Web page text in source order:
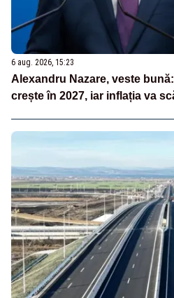
6 aug. 2026, 15:23
Alexandru Nazare, veste
crește în 2027, iar inflația va